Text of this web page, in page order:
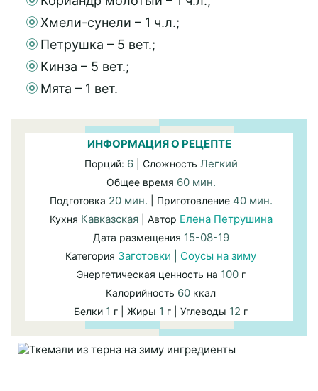
Хмели-сунели – 1 ч.л.;
Петрушка – 5 вет.;
Кинза – 5 вет.;
Мята – 1 вет.
ИНФОРМАЦИЯ О РЕЦЕПТЕ
Порций: 6| Сложность Легкий
Общее время 60 мин.
Подготовка 20 мин. | Приготовление 40 мин.
Кухня Кавказская| Автор Елена Петрушина
Дата размещения 15-08-19
Категория Заготовки Соусы на зиму
Энергетическая ценность на 100г
Калорийность 60 ккал
Белки 1 г | Жиры 1 г | Углеводы 12 г